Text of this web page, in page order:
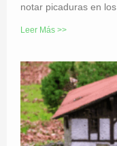
notar picaduras en los
Leer Más >>